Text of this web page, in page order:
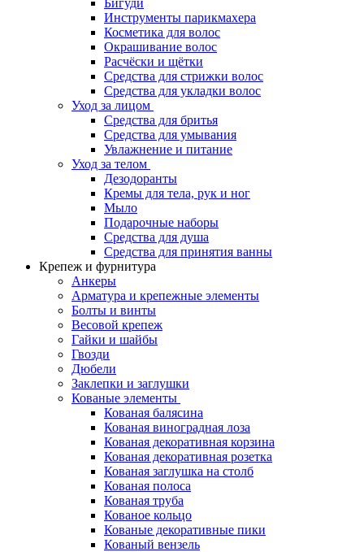
Инструменты парикмахера
Косметика для волос
Окрашивание волос
Расчёски и щётки
Средства для стрижки волос
Средства для укладки волос
Уход за лицом
Средства для бритья
Средства для умывания
Увлажнение и питание
Уход за телом
Дезодоранты
Кремы для тела, рук и ног
Мыло
Подарочные наборы
Средства для душа
Средства для принятия ванны
Крепеж и фурнитура
Анкеры
Арматура и крепежные элементы
Болты и винты
Весовой крепеж
Гайки и шайбы
Гвозди
Дюбели
Заклепки и заглушки
Кованые элементы
Кованая балясина
Кованая виноградная лоза
Кованая декоративная корзина
Кованая декоративная розетка
Кованая заглушка на столб
Кованая полоса
Кованая труба
Кованое кольцо
Кованые декоративные пики
Кованый вензель